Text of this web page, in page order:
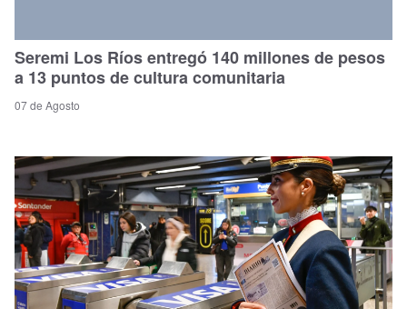
Seremi Los Ríos entregó 140 millones de pesos
a 13 puntos de cultura comunitaria
07 de Agosto